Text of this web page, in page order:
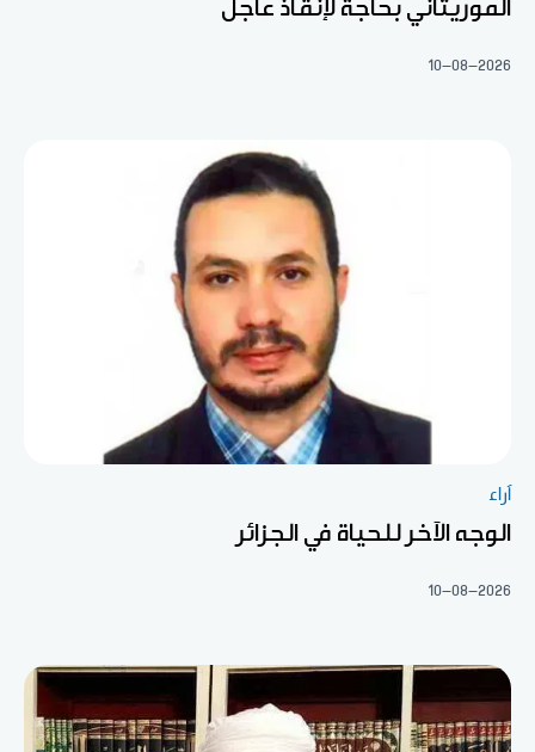
الموريتاني بحاجة لإنقاذ عاجل
10-08-2026
آراء
الوجه الآخر للحياة في الجزائر
10-08-2026